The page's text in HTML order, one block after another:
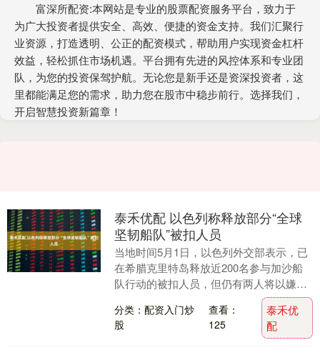
富深所配资:本网站是专业的股票配资服务平台，致力于
为广大投资者提供安全、高效、便捷的资金支持。我们汇聚行
业资源，打造透明、公正的配资模式，帮助用户实现资金杠杆
效益，轻松抓住市场机遇。平台拥有先进的风控体系和专业团
队，为您的投资保驾护航。无论您是新手还是资深投资者，这
里都能满足您的需求，助力您在股市中稳步前行。选择我们，
开启智慧投资新篇章！
泰禾优配 以色列称释放部分“全球
坚韧船队”被扣人员
当地时间5月1日，以色列外交部表示，已
在希腊克里特岛释放近200名参与加沙船
队行动的被扣人员，但仍有两人将以嫌疑
人身份被带往以色列。 以色列外交部在社
交媒体上称....
分类：配资入门炒
股
查看：
125
泰禾优
配